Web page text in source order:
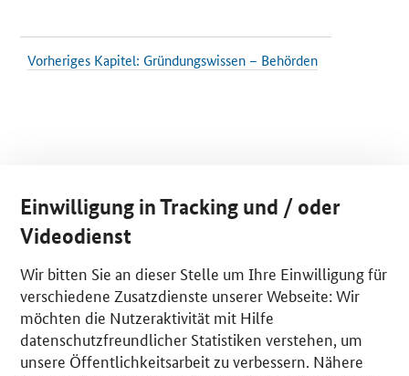
Vorheriges Kapitel: Gründungswissen – Behörden
Nächstes Kapitel: Gründungswissen – Startkapital
Einwilligung in Tracking und / oder
Videodienst
Wir bitten Sie an dieser Stelle um Ihre Einwilligung für
verschiedene Zusatzdienste unserer Webseite: Wir
möchten die Nutzeraktivität mit Hilfe
datenschutzfreundlicher Statistiken verstehen, um
unsere Öffentlichkeitsarbeit zu verbessern. Nähere